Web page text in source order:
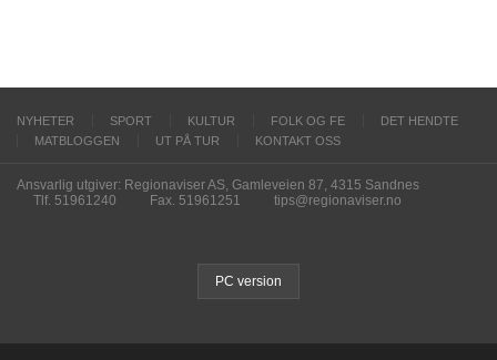
NYHETER SPORT KULTUR FOLK OG FE
DET HENDTE
MATBLOGGEN
UT PÅ TUR KONTAKT OSS
Ansvarlig utgiver: Regionaviser AS, Gamleveien 87, 4315 Sandnes
Tlf. 51961240
Fax. 51961251 tips@regionaviser.no
PC version